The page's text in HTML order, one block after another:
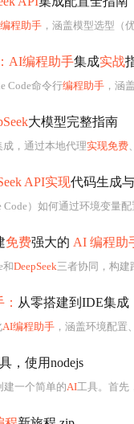
程助手 ，涵盖模型选型（
：AI编程助手集成实战
Code命令行编程助手 ，涵
大模型完整指南
成，通过本地代理实现免费
API实现代码生成
Code）如何通过环境变量
免费强大的 AI 编程助
和DeepSeek三者协同，构建
从零搭建到IDE集成
AI编程助手 ，涵盖环境配置、CLI工具
，使用nodejs
建一个简单的AI工具。首先，开发